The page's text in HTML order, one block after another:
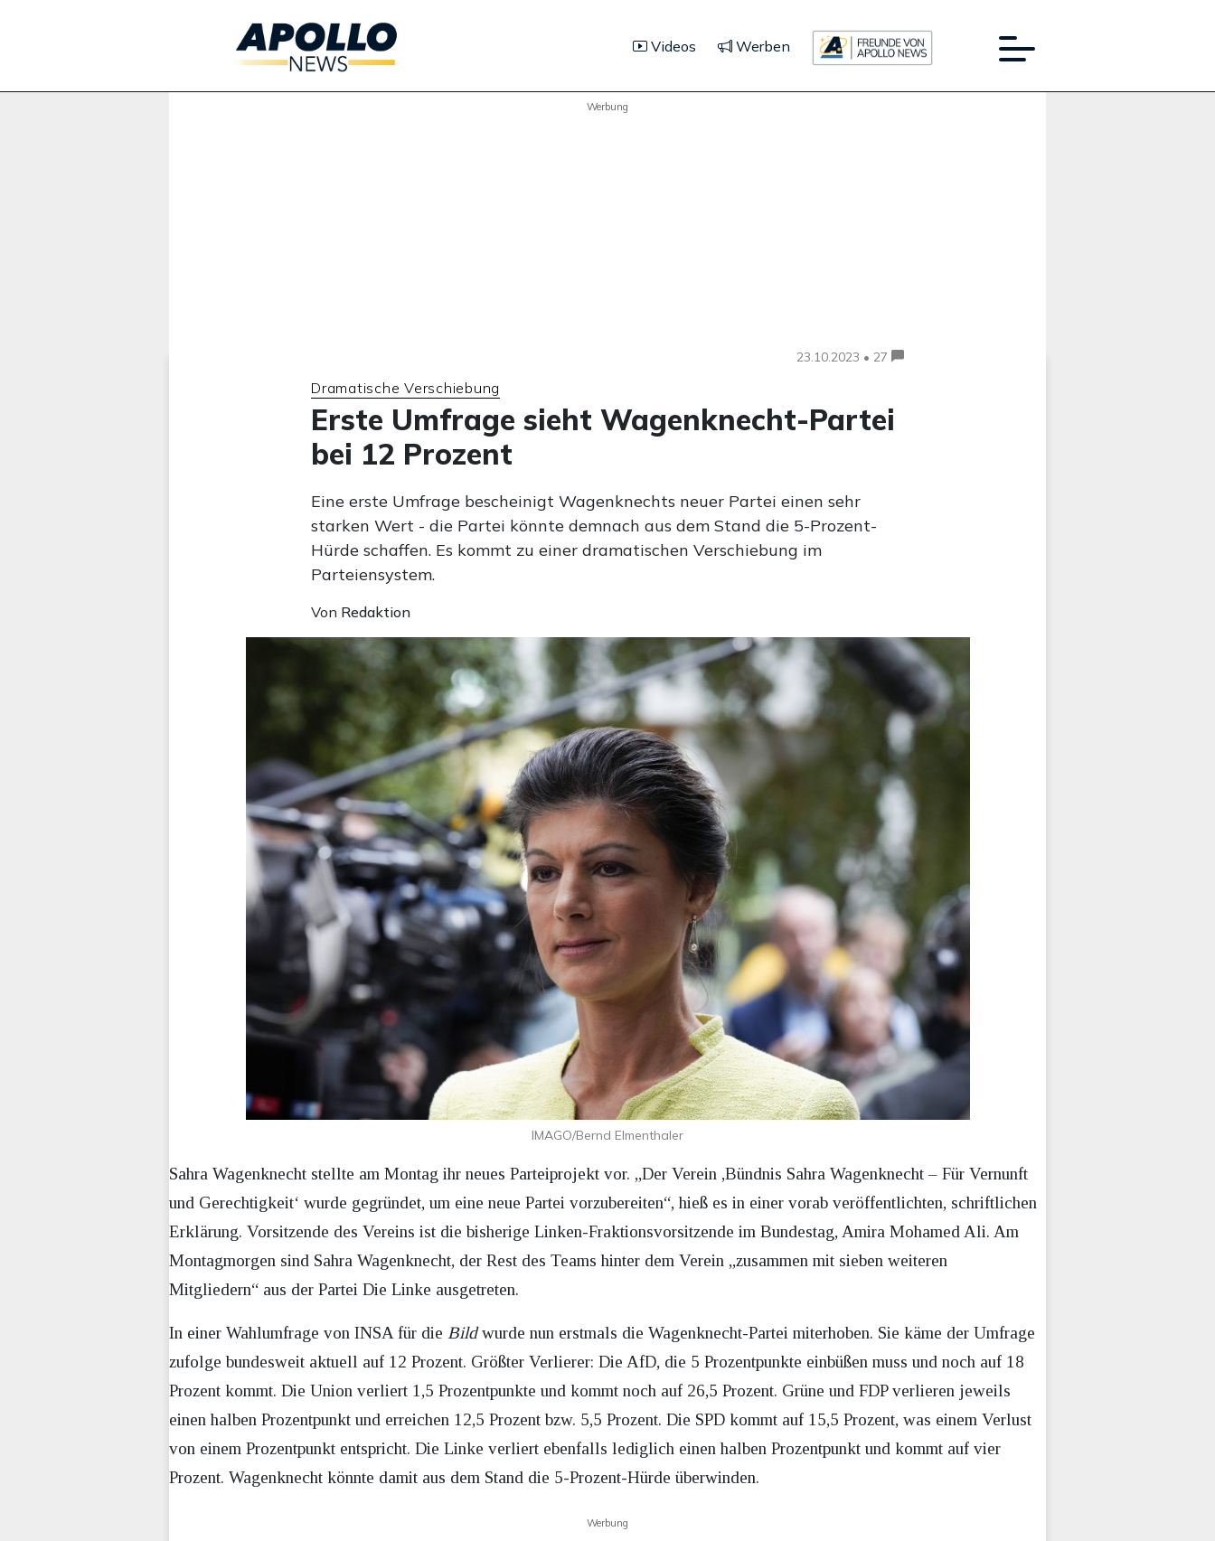
Videos Werben
Werbung
23.10.2023 • 27
Dramatische Verschiebung
Erste Umfrage sieht Wagenknecht-Partei
bei 12 Prozent
Eine erste Umfrage bescheinigt Wagenknechts neuer Partei einen sehr
starken Wert - die Partei könnte demnach aus dem Stand die 5-Prozent-
Hürde schaffen. Es kommt zu einer dramatischen Verschiebung im
Parteiensystem.
Von Redaktion
IMAGO/Bernd Elmenthaler
Sahra Wagenknecht stellte am Montag ihr neues Parteiprojekt vor. „Der Verein ,Bündnis Sahra Wagenknecht – Für Vernunft
und Gerechtigkeit‘ wurde gegründet, um eine neue Partei vorzubereiten“, hieß es in einer vorab veröffentlichten, schriftlichen
Erklärung. Vorsitzende des Vereins ist die bisherige Linken-Fraktionsvorsitzende im Bundestag, Amira Mohamed Ali. Am
Montagmorgen sind Sahra Wagenknecht, der Rest des Teams hinter dem Verein „zusammen mit sieben weiteren
Mitgliedern“ aus der Partei Die Linke ausgetreten.
In einer Wahlumfrage von INSA für die Bildwurde nun erstmals die Wagenknecht-Partei miterhoben. Sie käme der Umfrage
zufolge bundesweit aktuell auf 12 Prozent. Größter Verlierer: Die AfD, die 5 Prozentpunkte einbüßen muss und noch auf 18
Prozent kommt. Die Union verliert 1,5 Prozentpunkte und kommt noch auf 26,5 Prozent. Grüne und FDP verlieren jeweils
einen halben Prozentpunkt und erreichen 12,5 Prozent bzw. 5,5 Prozent. Die SPD kommt auf 15,5 Prozent, was einem Verlust
von einem Prozentpunkt entspricht. Die Linke verliert ebenfalls lediglich einen halben Prozentpunkt und kommt auf vier
Prozent. Wagenknecht könnte damit aus dem Stand die 5-Prozent-Hürde überwinden.
Werbung